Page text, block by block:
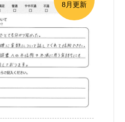
8月更新